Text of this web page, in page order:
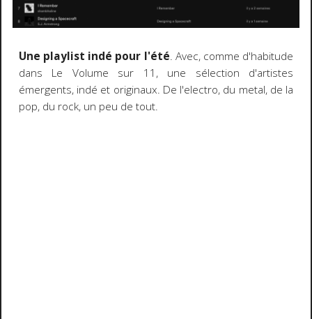
Une playlist indé pour l'été. Avec, comme d'habitude
dans Le Volume sur 11, une sélection d'artistes
émergents, indé et originaux. De l'electro, du metal, de la
pop, du rock, un peu de tout.